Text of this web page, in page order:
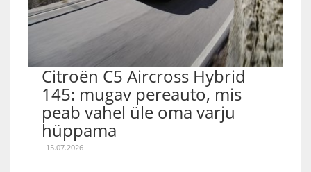
Citroën C5 Aircross Hybrid
145: mugav pereauto, mis
peab vahel üle oma varju
hüppama
15.07.2026